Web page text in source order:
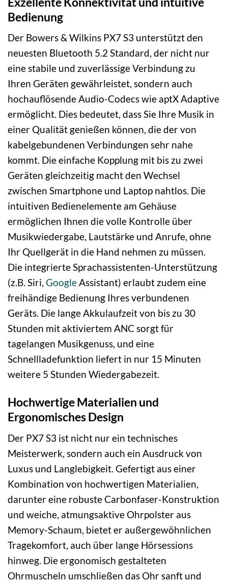
Bedienung
Der Bowers & Wilkins PX7 S3 unterstützt den
neuesten Bluetooth 5.2 Standard, der nicht nur
eine stabile und zuverlässige Verbindung zu
Ihren Geräten gewährleistet, sondern auch
hochauflösende Audio-Codecs wie aptX Adaptive
ermöglicht. Dies bedeutet, dass Sie Ihre Musik in
einer Qualität genießen können, die der von
kabelgebundenen Verbindungen sehr nahe
kommt. Die einfache Kopplung mit bis zu zwei
Geräten gleichzeitig macht den Wechsel
zwischen Smartphone und Laptop nahtlos. Die
intuitiven Bedienelemente am Gehäuse
ermöglichen Ihnen die volle Kontrolle über
Musikwiedergabe, Lautstärke und Anrufe, ohne
Ihr Quellgerät in die Hand nehmen zu müssen.
Die integrierte Sprachassistenten-Unterstützung
(z.B. Siri, GoogleAssistant) erlaubt zudem eine
freihändige Bedienung Ihres verbundenen
Geräts. Die lange Akkulaufzeit von bis zu 30
Stunden mit aktiviertem ANC sorgt für
tagelangen Musikgenuss, und eine
Schnellladefunktion liefert in nur 15 Minuten
weitere 5 Stunden Wiedergabezeit.
Hochwertige Materialien und
Ergonomisches Design
Der PX7 S3 ist nicht nur ein technisches
Meisterwerk, sondern auch ein Ausdruck von
Luxus und Langlebigkeit. Gefertigt aus einer
Kombination von hochwertigen Materialien,
darunter eine robuste Carbonfaser-Konstruktion
und weiche, atmungsaktive Ohrpolster aus
Memory-Schaum, bietet er außergewöhnlichen
Tragekomfort, auch über lange Hörsessions
hinweg. Die ergonomisch gestalteten
Ohrmuscheln umschließen das Ohr sanft und